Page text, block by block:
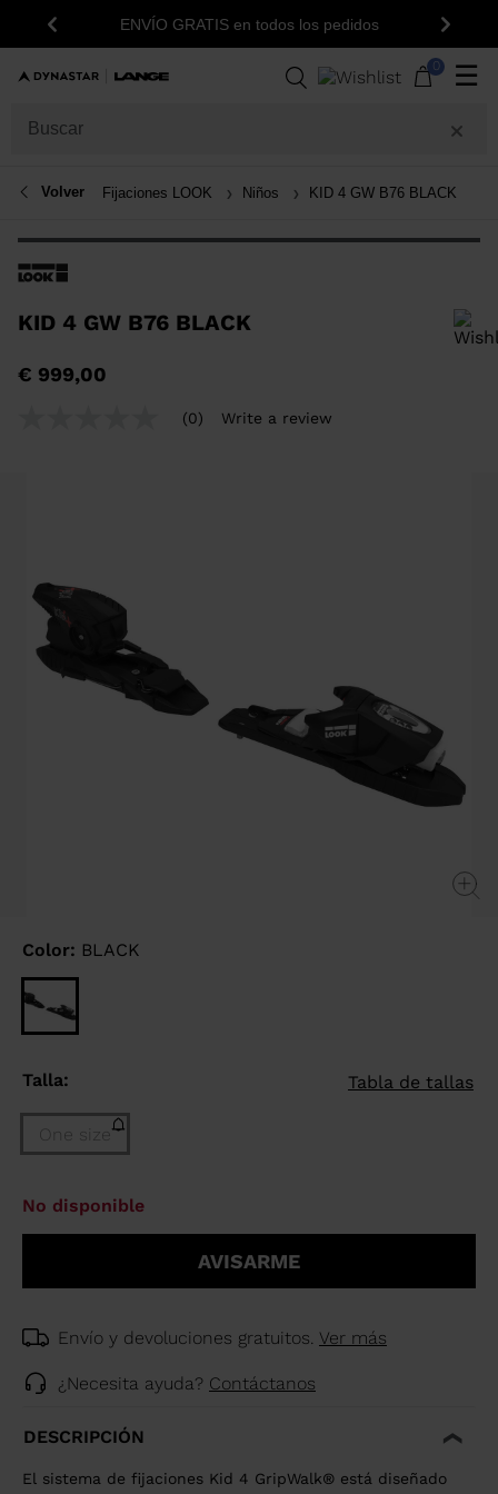
AnteriorENVÍO GRATIS en todos los pedidos
0 ☰
Volver Fijaciones LOOK Niños KID 4 GW B76 BLACK
KID 4 GW B76 BLACK
talla
€ 999,00
(0) Write a review
Color: BLACK
Talla: Tabla de tallas
One size
Talla
selected
No disponible
AVISARME
Envío y devoluciones gratuitos. Ver más
¿Necesita ayuda? Contáctanos
DESCRIPCIÓN
El sistema de fijaciones Kid 4 GripWalk® está diseñado